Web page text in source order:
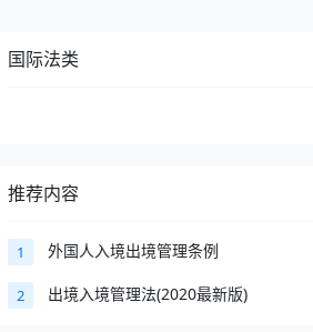
国际法类
推荐内容
1 外国人入境出境管理条例
2 出境入境管理法(2020最新版)